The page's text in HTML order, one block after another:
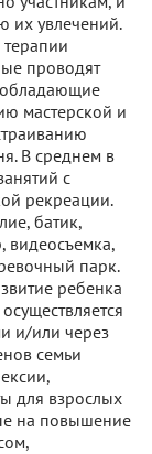
их увлечений.
проводят
обладающие
мастерской и
В среднем в
с
рекреации.
батик,
видеосъемка,
парк.
ребенка
и/или через
семьи
для взрослых
на повышение